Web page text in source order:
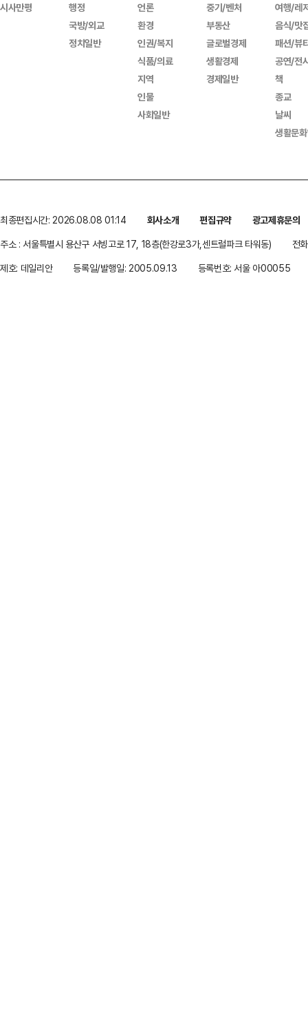
시사만평
행정
국방/외교
정치일반
언론
환경
인권/복지
식품/의료
지역
인물
사회일반
중기/벤처
부동산
글로벌경제
생활경제
경제일반
여행/레
음식/맛
패션/뷰
공연/전
책
종교
날씨
생활문
최종편집시간: 2026.08.08 01:14 회사소개 편집규약
광고제휴문의
주소 : 서울특별시 용산구 서빙고로 17, 18층(한강로3가,센트럴파크 타워동)
전
제호: 데일리안
등록일/발행일: 2005.09.13 등록번호: 서울 아00055